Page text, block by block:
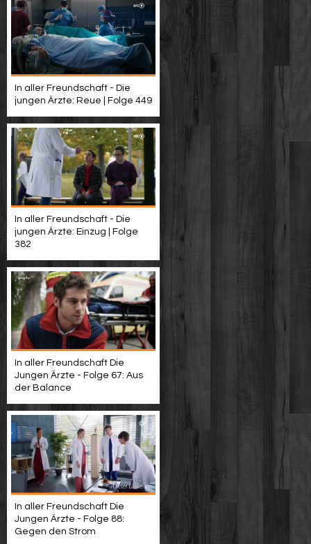
In aller Freundschaft - Die
jungen Ärzte: Reue | Folge 449
In aller Freundschaft - Die
jungen Ärzte: Einzug | Folge
382
In aller Freundschaft Die
Jungen Ärzte - Folge 67: Aus
der Balance
In aller Freundschaft Die
Jungen Ärzte - Folge 88:
Gegen den Strom